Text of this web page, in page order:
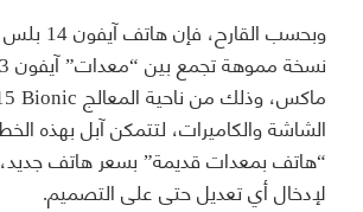
وبحسب
الشاشة والكاميرات، لتتمكن آبل بهذه
“هاتف بمعدات قديمة” بسعر هاتف
لإدخال أي تعديل حتى على التصميم.